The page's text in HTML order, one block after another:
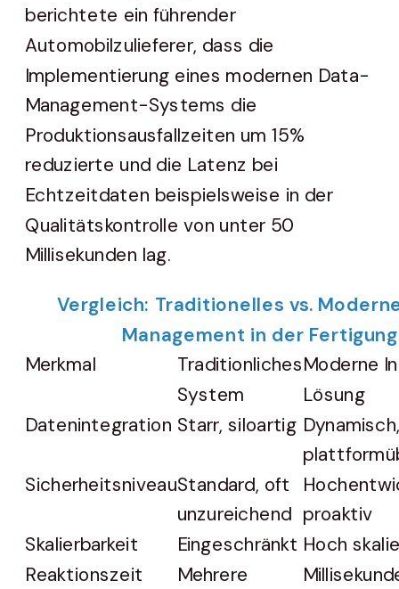
berichtete ein führender
Automobilzulieferer, dass die
Implementierung eines modernen Data-
Management-Systems die
Produktionsausfallzeiten um 15%
reduzierte und die Latenz bei
Echtzeitdaten beispielsweise in der
Qualitätskontrolle von unter 50
Millisekunden lag.
Vergleich: Traditionelles vs.
Management in der Fertigung
Merkmal
Traditionliches
System
Moderne
Lösung
Datenintegration Starr, siloartig
SicherheitsniveauStandard, oft
unzureichend proaktiv
Skalierbarkeit
Eingeschränkt Hoch
Reaktionszeit
Mehrere